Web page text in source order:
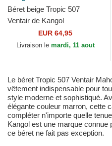
Béret beige Tropic 507
Ventair de Kangol
EUR 64,95
Livraison le mardi, 11 aout
Le béret Tropic 507 Ventair
vêtement indispensable pour
style moderne et sophistiqué.
élégante couleur marron, cette
compléter n'importe quelle
Kangol est une marque connue
ce béret ne fait pas exception.